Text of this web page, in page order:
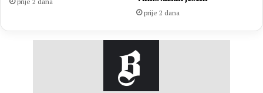
prije 2 dana